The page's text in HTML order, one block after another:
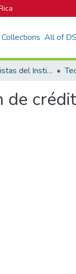
All of
Portal de Revistas del Instituto Tecnológico de Costa Rica
de